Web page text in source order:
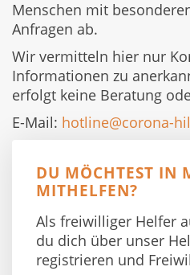
Menschen mit
Anfragen ab.
Wir vermitteln hier nur
Informationen zu
erfolgt keine Beratung
E-Mail: hotline@corona-
DU MÖCHTEST IN
MITHELFEN?
Als freiwilliger Helfer
du dich über unser
registrieren und